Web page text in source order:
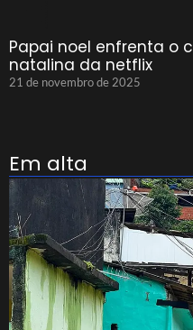
Papai noel enfrenta o
natalina da netflix
21 de novembro de 2025
Em alta